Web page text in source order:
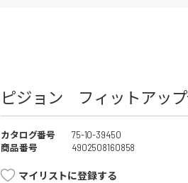
ピジョン フィットアップ
カタログ番号
75-10-39450
商品番号
4902508160858
マイリストに登録する